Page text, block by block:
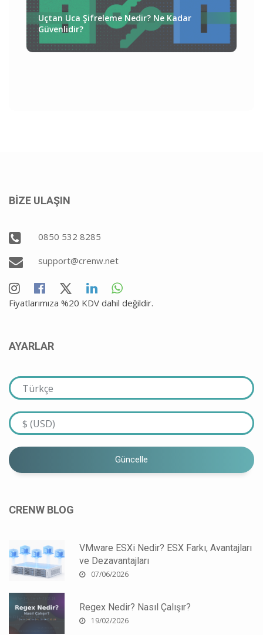
Uçtan Uca Şifreleme Nedir? Ne Kadar
Güvenlidir?
BİZE ULAŞIN
0850 532 8285
support@crenw.net
Fiyatlarımıza %20 KDV dahil değildir.
AYARLAR
Güncelle
CRENW BLOG
VMware ESXi Nedir? ESX Farkı, Avantajları
ve Dezavantajları
07/06/2026
Regex Nedir? Nasıl Çalışır?
19/02/2026